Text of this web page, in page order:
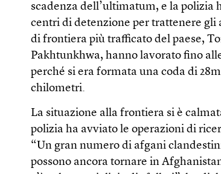
scadenza dell’ultimatum, e la polizia
centri di detenzione per trattenere
di frontiera più trafficato del paese,
Pakhtunkhwa, hanno lavorato fino
perché si era formata una coda di
chilometri.
La situazione alla frontiera si è
polizia ha avviato le operazioni di
“Un gran numero di afgani
possono ancora tornare in